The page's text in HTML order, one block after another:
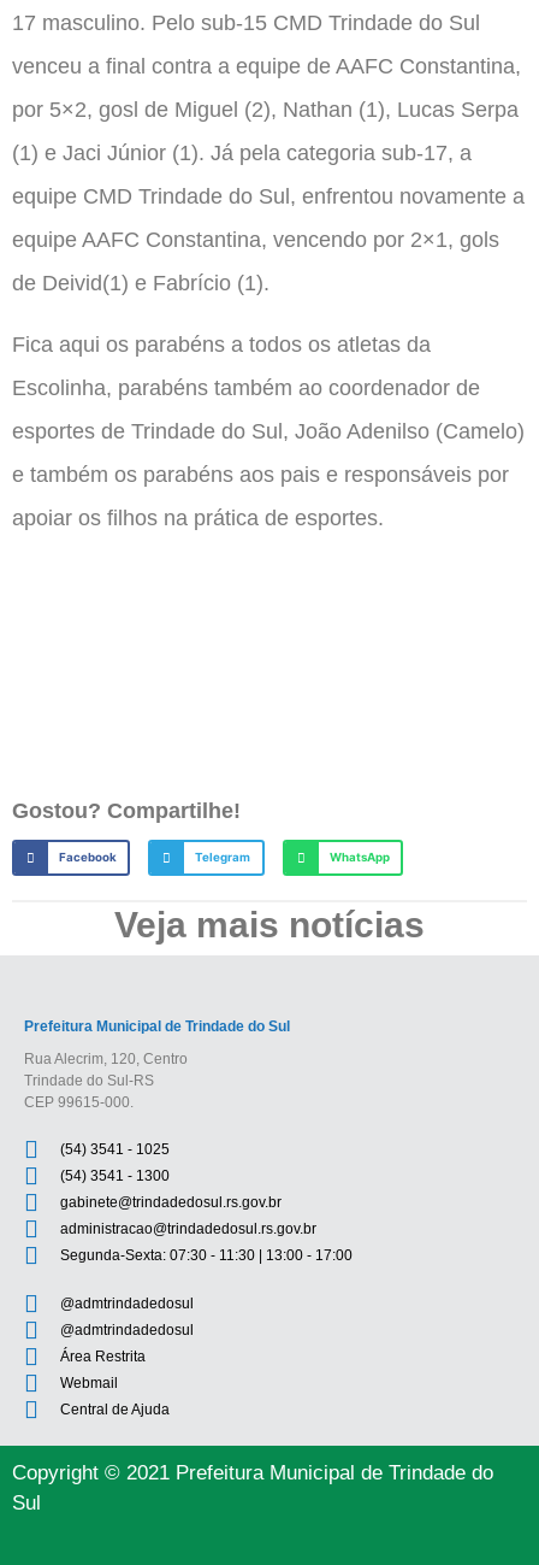
17 masculino. Pelo sub-15 CMD Trindade do Sul
venceu a final contra a equipe de AAFC Constantina,
por 5×2, gosl de Miguel (2), Nathan (1), Lucas Serpa
(1) e Jaci Júnior (1). Já pela categoria sub-17, a
equipe CMD Trindade do Sul, enfrentou novamente a
equipe AAFC Constantina, vencendo por 2×1, gols
de Deivid(1) e Fabrício (1).
Fica aqui os parabéns a todos os atletas da
Escolinha, parabéns também ao coordenador de
esportes de Trindade do Sul, João Adenilso (Camelo)
e também os parabéns aos pais e responsáveis por
apoiar os filhos na prática de esportes.
Gostou? Compartilhe!
Facebook Telegram WhatsApp
Veja mais notícias
Prefeitura Municipal de Trindade do Sul
Rua Alecrim, 120, Centro
Trindade do Sul-RS
CEP 99615-000.
(54) 3541 - 1025
(54) 3541 - 1300
gabinete@trindadedosul.rs.gov.br
administracao@trindadedosul.rs.gov.br
Segunda-Sexta: 07:30 - 11:30 | 13:00 - 17:00
@admtrindadedosul
@admtrindadedosul
Área Restrita
Webmail
Central de Ajuda
Copyright © 2021 Prefeitura Municipal de Trindade do
Sul